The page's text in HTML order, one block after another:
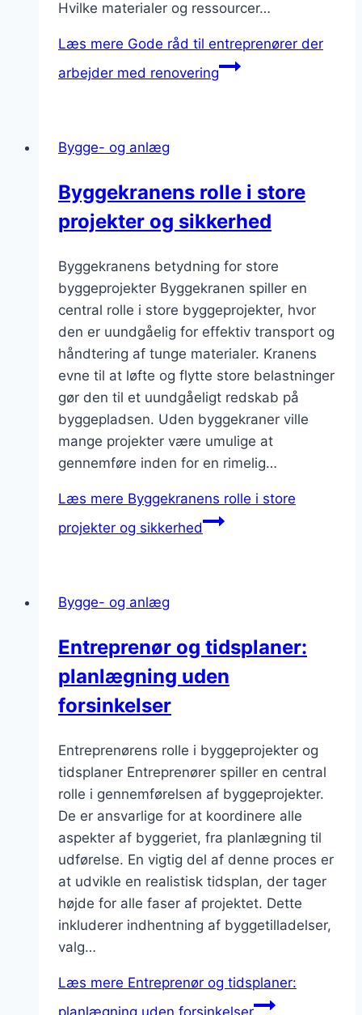
Hvilke materialer og ressourcer…
Læs mere Gode råd til entreprenører der
arbejder med renovering
Bygge- og anlæg
Byggekranens rolle i store
projekter og sikkerhed
Byggekranens betydning for store
byggeprojekter Byggekranen spiller en
central rolle i store byggeprojekter, hvor
den er uundgåelig for effektiv transport og
håndtering af tunge materialer. Kranens
evne til at løfte og flytte store belastninger
gør den til et uundgåeligt redskab på
byggepladsen. Uden byggekraner ville
mange projekter være umulige at
gennemføre inden for en rimelig…
Læs mere Byggekranens rolle i store
projekter og sikkerhed
Bygge- og anlæg
Entreprenør og tidsplaner:
planlægning uden
forsinkelser
Entreprenørens rolle i byggeprojekter og
tidsplaner Entreprenører spiller en central
rolle i gennemførelsen af byggeprojekter.
De er ansvarlige for at koordinere alle
aspekter af byggeriet, fra planlægning til
udførelse. En vigtig del af denne proces er
at udvikle en realistisk tidsplan, der tager
højde for alle faser af projektet. Dette
inkluderer indhentning af byggetilladelser,
valg…
Læs mere Entreprenør og tidsplaner:
planlægning uden forsinkelser